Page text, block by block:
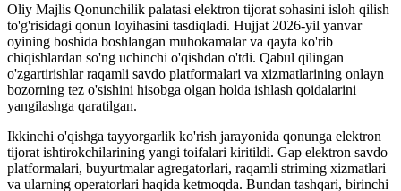
Oliy Majlis Qonunchilik palatasi elektron tijorat sohasini isloh qilish
to'g'risidagi qonun loyihasini tasdiqladi. Hujjat 2026-yil yanvar
oyining boshida boshlangan muhokamalar va qayta ko'rib
chiqishlardan so'ng uchinchi o'qishdan o'tdi. Qabul qilingan
o'zgartirishlar raqamli savdo platformalari va xizmatlarining onlayn
bozorning tez o'sishini hisobga olgan holda ishlash qoidalarini
yangilashga qaratilgan.
Ikkinchi o'qishga tayyorgarlik ko'rish jarayonida qonunga elektron
tijorat ishtirokchilarining yangi toifalari kiritildi. Gap elektron savdo
platformalari, buyurtmalar agregatorlari, raqamli striming xizmatlari
va ularning operatorlari haqida ketmoqda. Bundan tashqari, birinchi